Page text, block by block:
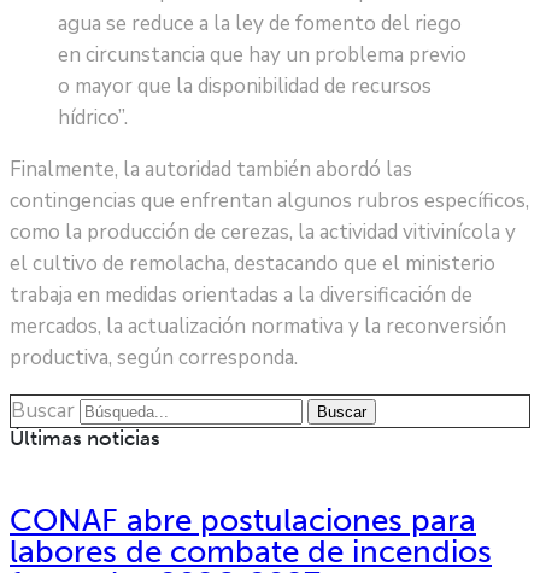
agua se reduce a la ley de fomento del riego
en circunstancia que hay un problema previo
o mayor que la disponibilidad de recursos
hídrico”.
Finalmente, la autoridad también abordó las
contingencias que enfrentan algunos rubros específicos,
como la producción de cerezas, la actividad vitivinícola y
el cultivo de remolacha, destacando que el ministerio
trabaja en medidas orientadas a la diversificación de
mercados, la actualización normativa y la reconversión
productiva, según corresponda.
Buscar
Buscar
Últimas noticias
CONAF abre postulaciones para
labores de combate de incendios